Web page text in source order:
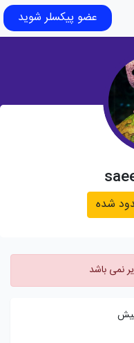
عضو پیکسلر شوید
شده
نمی باشد